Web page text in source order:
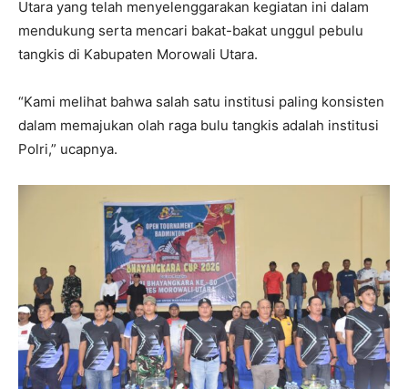
Utara yang telah menyelenggarakan kegiatan ini dalam
mendukung serta mencari bakat-bakat unggul pebulu
tangkis di Kabupaten Morowali Utara.
“Kami melihat bahwa salah satu institusi paling konsisten
dalam memajukan olah raga bulu tangkis adalah institusi
Polri,” ucapnya.